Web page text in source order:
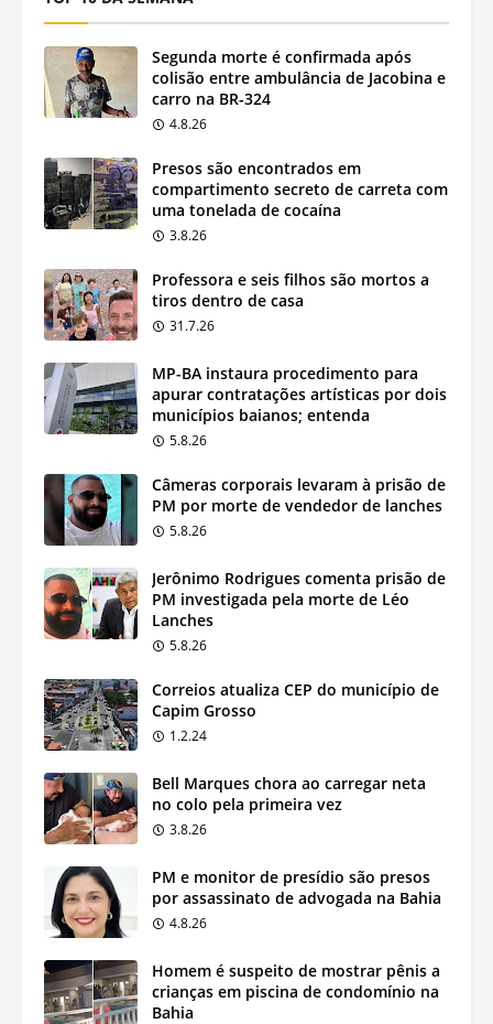
Segunda morte é confirmada após
colisão entre ambulância de Jacobina e
carro na BR-324
4.8.26
Presos são encontrados em
compartimento secreto de carreta com
uma tonelada de cocaína
3.8.26
Professora e seis filhos são mortos a
tiros dentro de casa
31.7.26
MP-BA instaura procedimento para
apurar contratações artísticas por dois
municípios baianos; entenda
5.8.26
Câmeras corporais levaram à prisão de
PM por morte de vendedor de lanches
5.8.26
Jerônimo Rodrigues comenta prisão de
PM investigada pela morte de Léo
Lanches
5.8.26
Correios atualiza CEP do município de
Capim Grosso
1.2.24
Bell Marques chora ao carregar neta
no colo pela primeira vez
3.8.26
PM e monitor de presídio são presos
por assassinato de advogada na Bahia
4.8.26
Homem é suspeito de mostrar pênis a
crianças em piscina de condomínio na
Bahia